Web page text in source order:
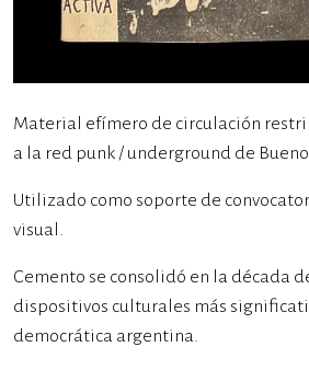
Material efímero de circulación
a la red punk / underground de
Utilizado como soporte de
visual.
Cemento se consolidó en la década
dispositivos culturales más
democrática argentina.